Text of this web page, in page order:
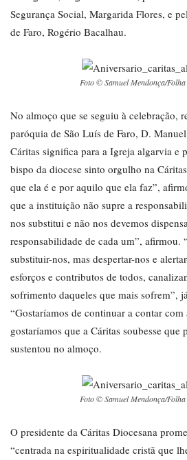
Segurança Social, Margarida Flores, e
de Faro, Rogério Bacalhau.
Foto © Samuel Mendonça/
No almoço que se seguiu à celebração,
paróquia de São Luís de Faro, D.
Cáritas significa para a Igreja algarvia e
bispo da diocese sinto orgulho na
que ela é e por aquilo que ela faz”,
que a instituição não supre a
nos substitui e não nos devemos
responsabilidade de cada um”, afirmou.
substituir-nos, mas despertar-nos e
esforços e contributos de todos,
sofrimento daqueles que mais sofrem”,
“Gostaríamos de continuar a contar com
gostaríamos que a Cáritas soubesse que
sustentou no almoço.
Foto © Samuel Mendonça/
O presidente da Cáritas Diocesana
“centrada na espiritualidade cristã que